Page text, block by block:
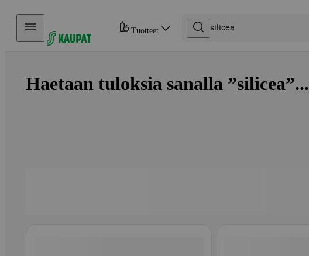
Hyppää sisältöön
Tuotteet
Haetaan tuloksia sanalla ”silicea”...